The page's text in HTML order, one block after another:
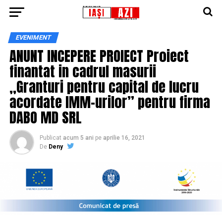
EVENIMENT
ANUNT INCEPERE PROIECT Proiect
finantat in cadrul masurii
,,Granturi pentru capital de lucru
acordate IMM-urilor” pentru firma
DABO MD SRL
Publicat acum 5 ani pe aprilie 16, 2021
De Deny